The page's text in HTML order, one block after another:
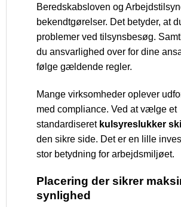
Beredskabsloven og
bekendtgørelser. Det betyder, at
problemer ved tilsynsbesøg.
du ansvarlighed over for dine
følge gældende regler.
Mange virksomheder oplever
med compliance. Ved at vælge et
standardiseret kulsyreslukker
den sikre side. Det er en lille
stor betydning for arbejdsmiljøet.
Placering der sikrer
synlighed